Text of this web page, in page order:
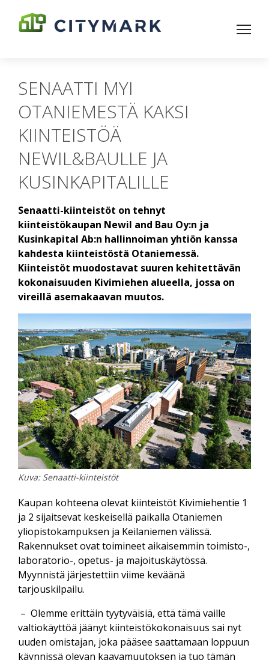
SENAATTI MYI
OTANIEMESTÄ KAKSI
KIINTEISTÖÄ
NEWIL&BAULLE JA
KUSINKAPITALILLE
Senaatti-kiinteistöt on tehnyt
kiinteistökaupan Newil and Bau Oy:n ja
Kusinkapital Ab:n hallinnoiman yhtiön kanssa
kahdesta kiinteistöstä Otaniemessä.
Kiinteistöt muodostavat suuren kehitettävän
kokonaisuuden Kivimiehen alueella, jossa on
vireillä asemakaavan muutos.
Kuva: Senaatti-kiinteistöt
Kaupan kohteena olevat kiinteistöt Kivimiehentie 1
ja 2 sijaitsevat keskeisellä paikalla Otaniemen
yliopistokampuksen ja Keilaniemen välissä.
Rakennukset ovat toimineet aikaisemmin toimisto-,
laboratorio-, opetus- ja majoituskäytössä.
Myynnistä järjestettiin viime keväänä
tarjouskilpailu.
– Olemme erittäin tyytyväisiä, että tämä vaille
valtiokäyttöä jäänyt kiinteistökokonaisuus sai nyt
uuden omistajan, joka pääsee saattamaan loppuun
käynnissä olevan kaavamuutoksen ja tuo tämän